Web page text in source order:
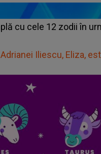
cu cele 12 zodii în
Iliescu, Eliza,